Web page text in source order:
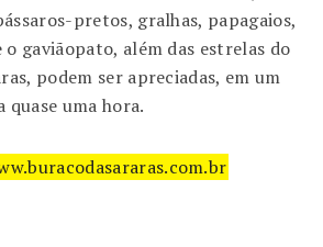
pretos, gralhas, papagaios,
gaviãopato, além das estrelas do
podem ser apreciadas, em um
quase uma hora.